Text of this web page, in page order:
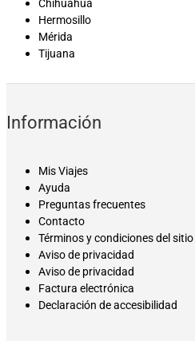
Chihuahua
Hermosillo
Mérida
Tijuana
Información
Mis Viajes
Ayuda
Preguntas frecuentes
Contacto
Términos y condiciones del sitio
Aviso de privacidad
Aviso de privacidad
Factura electrónica
Declaración de accesibilidad